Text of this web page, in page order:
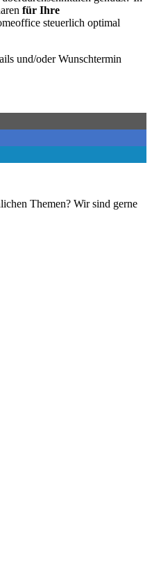
für Ihre
steuerlich optimal
und/oder Wunschtermin
Themen? Wir sind gerne